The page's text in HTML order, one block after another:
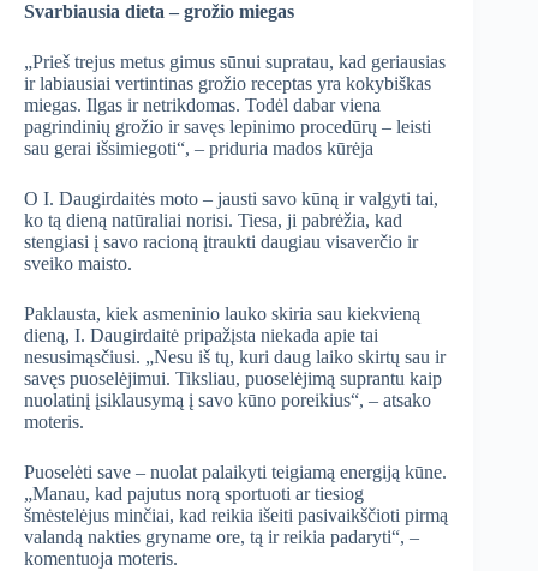
Svarbiausia dieta – grožio miegas
„Prieš trejus metus gimus sūnui supratau, kad geriausias
ir labiausiai vertintinas grožio receptas yra kokybiškas
miegas. Ilgas ir netrikdomas. Todėl dabar viena
pagrindinių grožio ir savęs lepinimo procedūrų – leisti
sau gerai išsimiegoti“, – priduria mados kūrėja
O I. Daugirdaitės moto – jausti savo kūną ir valgyti tai,
ko tą dieną natūraliai norisi. Tiesa, ji pabrėžia, kad
stengiasi į savo racioną įtraukti daugiau visaverčio ir
sveiko maisto.
Paklausta, kiek asmeninio lauko skiria sau kiekvieną
dieną, I. Daugirdaitė pripažįsta niekada apie tai
nesusimąsčiusi. „Nesu iš tų, kuri daug laiko skirtų sau ir
savęs puoselėjimui. Tiksliau, puoselėjimą suprantu kaip
nuolatinį įsiklausymą į savo kūno poreikius“, – atsako
moteris.
Puoselėti save – nuolat palaikyti teigiamą energiją kūne.
„Manau, kad pajutus norą sportuoti ar tiesiog
šmėstelėjus minčiai, kad reikia išeiti pasivaikščioti pirmą
valandą nakties gryname ore, tą ir reikia padaryti“, –
komentuoja moteris.